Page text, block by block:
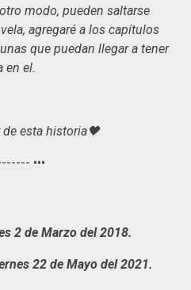
modo, pueden saltarse
agregaré a los capítulos
que puedan llegar a tener
en el.
esta historia🖤
•••
2 de Marzo del 2018.
22 de Mayo del 2021.